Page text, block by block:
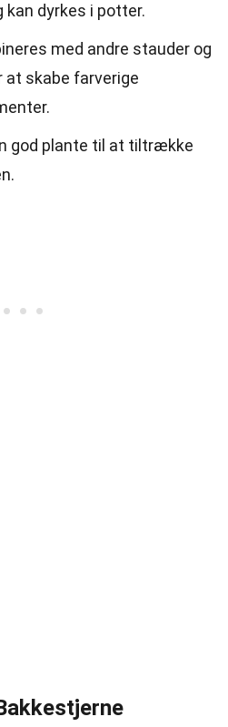
kan dyrkes i potter.
med andre stauder og
at skabe farverige
god plante til at tiltrække